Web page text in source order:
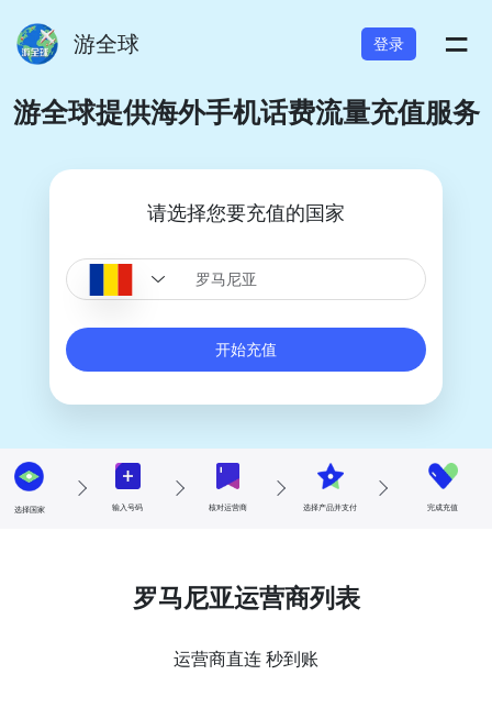
游全球 登录 =
游全球提供海外手机话费流量充值服务
请选择您要充值的国家
开始充值
选择国家 输入号码 核对运营商 选择产品并支付 完成充值
罗马尼亚运营商列表
运营商直连 秒到账